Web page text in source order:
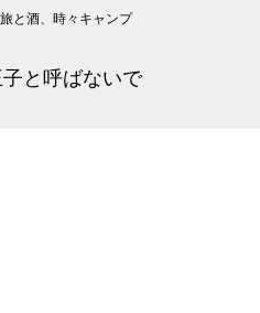
と酒、時々キャンプ
と呼ばないで